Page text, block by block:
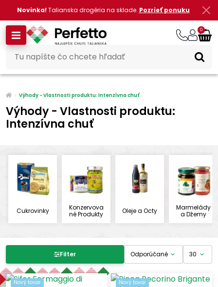
Novinka! Talianska drogéria na sklade. Pozrieť ponuku
0
Výhody - Vlastnosti produktu: Intenzívna chuť
Výhody - Vlastnosti produktu:
Intenzívna chuť
Cukrovinky
Konzervova
né Produkty
Oleje a Octy
Marmelády
a Džemy
Filter produktov
Cena
Filter
Nový tovar
Nový tovar